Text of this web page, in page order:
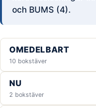
och BUMS (4).
OMEDELBART
10 bokstäver
NU
2 bokstäver